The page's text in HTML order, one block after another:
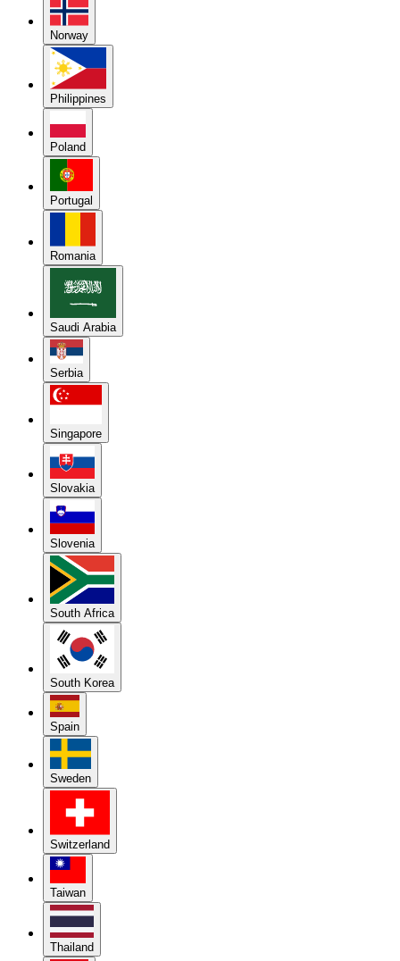
Norway
Philippines
Poland
Portugal
Romania
Saudi Arabia
Serbia
Singapore
Slovakia
Slovenia
South Africa
South Korea
Spain
Sweden
Switzerland
Taiwan
Thailand